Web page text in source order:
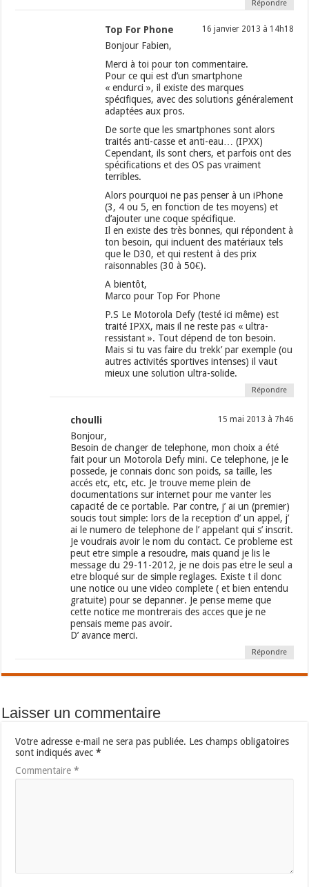
Répondre
Top For Phone 16 janvier 2013 à 14h18
Bonjour Fabien,
Merci à toi pour ton commentaire.
Pour ce qui est d’un smartphone
« endurci », il existe des marques
spécifiques, avec des solutions généralement
adaptées aux pros.
De sorte que les smartphones sont alors
traités anti-casse et anti-eau… (IPXX)
Cependant, ils sont chers, et parfois ont des
spécifications et des OS pas vraiment
terribles.
Alors pourquoi ne pas penser à un iPhone
(3, 4 ou 5, en fonction de tes moyens) et
d’ajouter une coque spécifique.
Il en existe des très bonnes, qui répondent à
ton besoin, qui incluent des matériaux tels
que le D30, et qui restent à des prix
raisonnables (30 à 50€).
A bientôt,
Marco pour Top For Phone
P.S Le Motorola Defy (testé ici même) est
traité IPXX, mais il ne reste pas « ultra-
ressistant ». Tout dépend de ton besoin.
Mais si tu vas faire du trekk’ par exemple (ou
autres activités sportives intenses) il vaut
mieux une solution ultra-solide.
Répondre
choulli 15 mai 2013 à 7h46
Bonjour,
Besoin de changer de telephone, mon choix a été
fait pour un Motorola Defy mini. Ce telephone, je le
possede, je connais donc son poids, sa taille, les
accés etc, etc, etc. Je trouve meme plein de
documentations sur internet pour me vanter les
capacité de ce portable. Par contre, j’ ai un (premier)
soucis tout simple: lors de la reception d’ un appel, j’
ai le numero de telephone de l’ appelant qui s’ inscrit.
Je voudrais avoir le nom du contact. Ce probleme est
peut etre simple a resoudre, mais quand je lis le
message du 29-11-2012, je ne dois pas etre le seul a
etre bloqué sur de simple reglages. Existe t il donc
une notice ou une video complete ( et bien entendu
gratuite) pour se depanner. Je pense meme que
cette notice me montrerais des acces que je ne
pensais meme pas avoir.
D’ avance merci.
Répondre
Laisser un commentaire
Votre adresse e-mail ne sera pas publiée. Les champs obligatoires
sont indiqués avec*
Commentaire*